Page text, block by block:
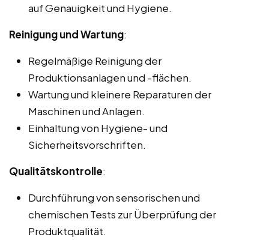
auf Genauigkeit und Hygiene.
Reinigung und Wartung:
Regelmäßige Reinigung der
Produktionsanlagen und -flächen.
Wartung und kleinere Reparaturen der
Maschinen und Anlagen.
Einhaltung von Hygiene- und
Sicherheitsvorschriften.
Qualitätskontrolle:
Durchführung von sensorischen und
chemischen Tests zur Überprüfung der
Produktqualität.